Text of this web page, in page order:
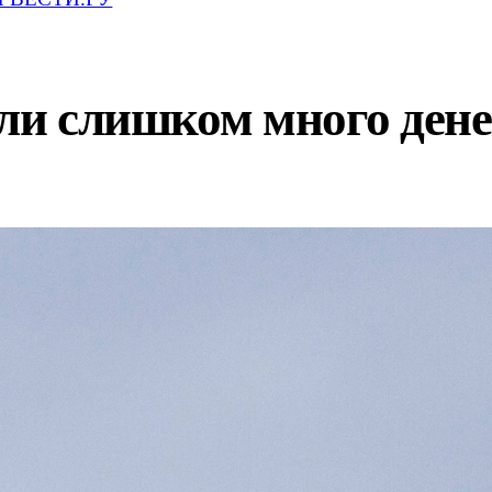
слишком много